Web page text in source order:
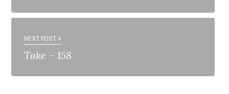
NEXT POST »
Take – 158